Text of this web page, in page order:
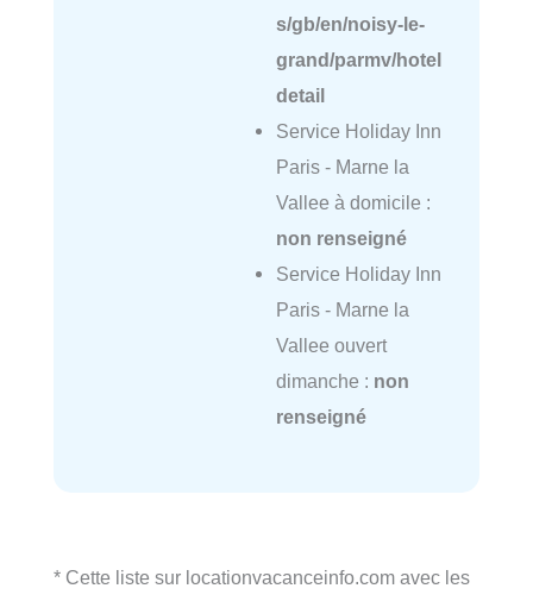
s/gb/en/noisy-le-
grand/parmv/hotel
detail
Service Holiday Inn
Paris - Marne la
Vallee à domicile :
non renseigné
Service Holiday Inn
Paris - Marne la
Vallee ouvert
dimanche : non
renseigné
* Cette liste sur locationvacanceinfo.com avec les